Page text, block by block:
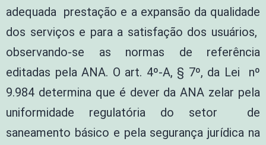
adequada prestação e a expansão da qualidade
dos serviços e para a satisfação dos usuários,
observando-se as normas de referência
editadas pela ANA. O art. 4º-A, § 7º, da Lei nº
9.984 determina que é dever da ANA zelar pela
uniformidade regulatória do setor de
saneamento básico e pela segurança jurídica na